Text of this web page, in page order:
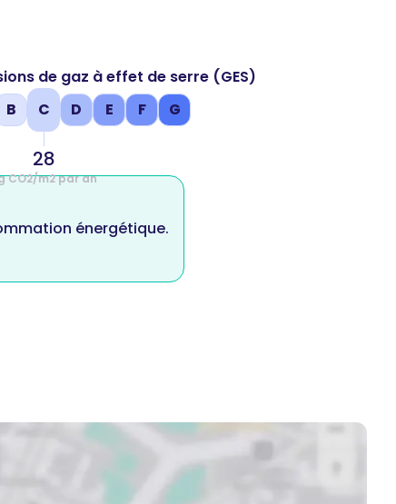
de gaz à effet de serre (GES)
B C
28
CO2/m2 par an
D E F G
énergétique.